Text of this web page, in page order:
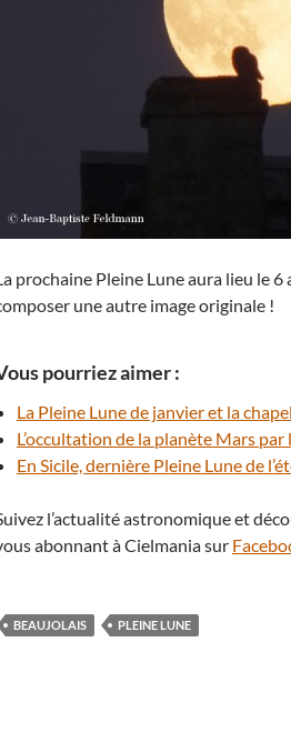
prochaine Pleine Lune aura lieu le
une autre image originale !
pourriez aimer :
La Pleine Lune de janvier et la
L’occultation de la planète Mars par
En Sicile, dernière Pleine Lune de
l’actualité astronomique et
abonnant à Cielmania sur
BEAUJOLAIS PLEINE LUNE